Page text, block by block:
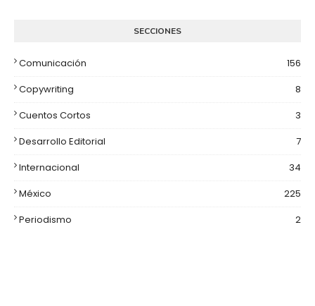
SECCIONES
Comunicación
156
Copywriting
8
Cuentos Cortos
3
Desarrollo Editorial
7
Internacional
34
México
225
Periodismo
2